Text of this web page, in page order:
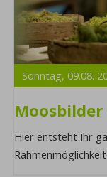
Sonntag,09.08.
Hier entsteht Ihr